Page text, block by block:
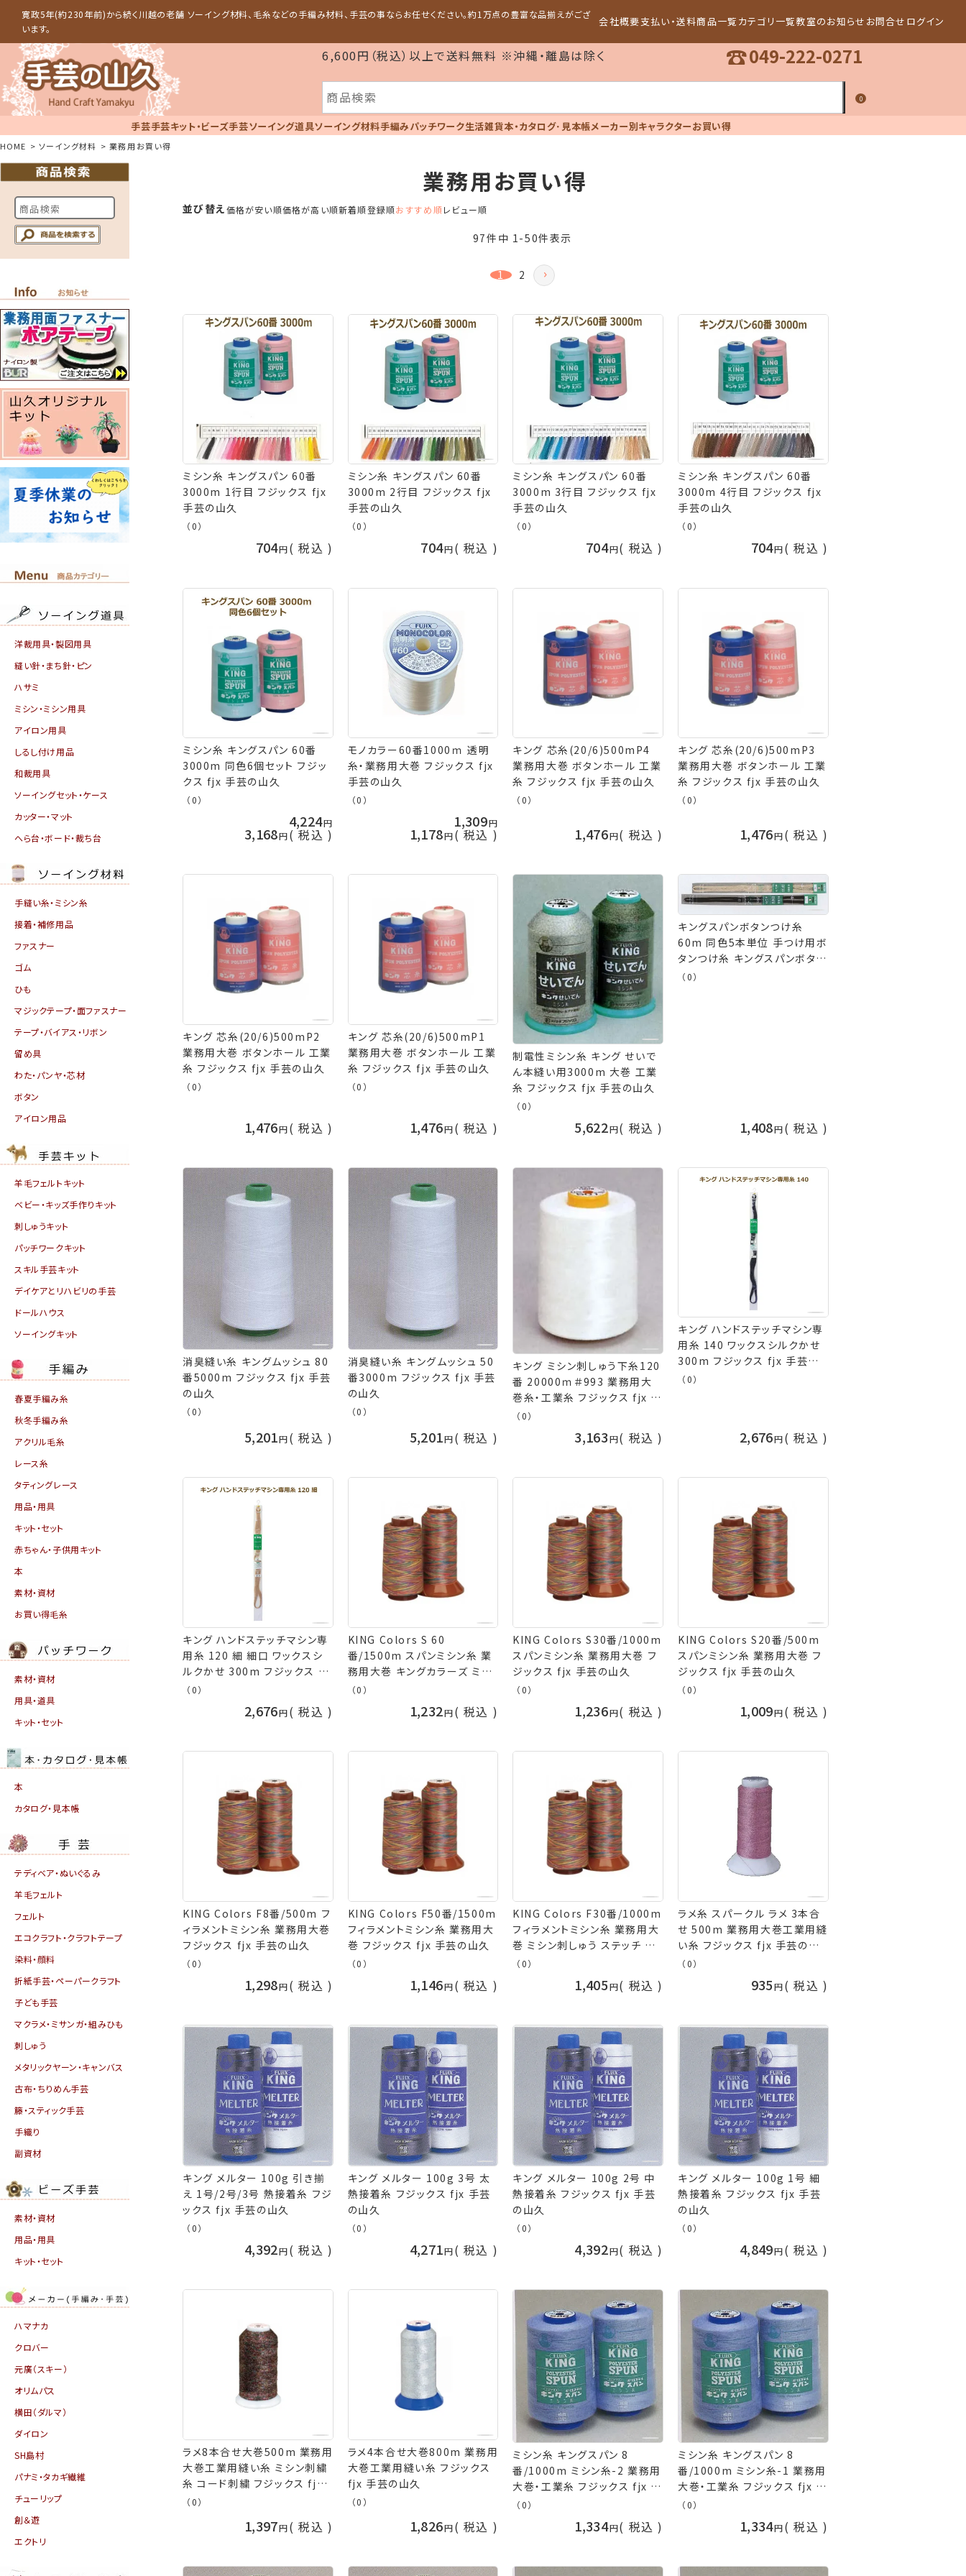
寛政5年(約230年前)から続く川越の老舗 ソーイング材料、毛糸などの手編み材料、手芸の事ならお任せください。約1万点の豊富な品揃えがござ
います。
会社概要支払い・送料商品一覧 カテゴリ一覧教室のお知らせ お問合せ ログイン
6,600円（税込）以上で送料無料 ※沖縄・離島は除く ☎049-222-0271
0
手芸手芸キット・ビーズ手芸ソーイング道具ソーイング材料手編みパッチワーク生活雑貨本・カタログ･見本帳メーカー別キャラクターお買い得
HOME ソーイング材料 業務用お買い得
洋裁用具・製図用具
縫い針・まち針・ピン
ハサミ
ミシン・ミシン用具
アイロン用具
しるし付け用品
和裁用具
ソーイングセット・ケース
カッター・マット
へら台・ボード・裁ち台
手縫い糸・ミシン糸
接着・補修用品
ファスナー
ゴム
ひも
マジックテープ・面ファスナー
テープ・バイアス・リボン
留め具
わた・パンヤ・芯材
ボタン
アイロン用品
羊毛フェルトキット
ベビー・キッズ手作りキット
刺しゅうキット
パッチワークキット
スキル手芸キット
デイケアとリハビリの手芸
ドールハウス
ソーイングキット
春夏手編み糸
秋冬手編み糸
アクリル毛糸
レース糸
タティングレース
用品・用具
キット・セット
赤ちゃん・子供用キット
本
素材・資材
お買い得毛糸
素材・資材
用具・道具
キット・セット
本
カタログ・見本帳
テディベア・ぬいぐるみ
羊毛フェルト
フェルト
エコクラフト・クラフトテープ
染料・顔料
折紙手芸・ペーパークラフト
子ども手芸
マクラメ・ミサンガ・組みひも
刺しゅう
メタリックヤーン・キャンバス
古布・ちりめん手芸
籐・スティック手芸
手織り
副資材
素材・資材
用品・用具
キット・セット
ハマナカ
クロバー
元廣（スキー）
オリムパス
横田（ダルマ）
ダイロン
SH島村
パナミ・タカギ繊維
チューリップ
創＆遊
エクトリ
業務用お買い得
並び替え価格が安い順価格が高い順新着順登録順おすすめ順レビュー順
97件中 1 -50件表示
1 2
ミシン糸 キングスパン 60番
3000m 1行目 フジックス fjx
手芸の山久
（0）
704 税込
ミシン糸 キングスパン 60番
3000m 2行目 フジックス fjx
手芸の山久
（0）
704 税込
ミシン糸 キングスパン 60番
3000m 3行目 フジックス fjx
手芸の山久
（0）
704 税込
ミシン糸 キングスパン 60番
3000m 4行目 フジックス fjx
手芸の山久
（0）
704 税込
ミシン糸 キングスパン 60番
3000m 同色6個セット フジッ
クス fjx 手芸の山久
（0）
4,224
3,168 税込
モノカラー60番1000ｍ 透明
糸・業務用大巻 フジックス fjx
手芸の山久
（0）
1,309
1,178 税込
キング 芯糸(20/6)500mP4
業務用大巻 ボタンホール 工業
糸 フジックス fjx 手芸の山久
（0）
1,476 税込
キング 芯糸(20/6)500mP3
業務用大巻 ボタンホール 工業
糸 フジックス fjx 手芸の山久
（0）
1,476 税込
キング 芯糸(20/6)500mP2
業務用大巻 ボタンホール 工業
糸 フジックス fjx 手芸の山久
（0）
1,476 税込
キング 芯糸(20/6)500mP1
業務用大巻 ボタンホール 工業
糸 フジックス fjx 手芸の山久
（0）
1,476 税込
制電性ミシン糸 キング せいで
ん本縫い用3000m 大巻 工業
糸 フジックス fjx 手芸の山久
（0）
5,622 税込
キングスパンボタンつけ糸
60m 同色5本単位 手つけ用ボ
タンつけ糸 キングスパンボタン
付糸 フジックス fjx 手芸の山
（0）
1,408 税込
消臭縫い糸 キングムッシュ 80
番5000m フジックス fjx 手芸
の山久
（0）
5,201 税込
消臭縫い糸 キングムッシュ 50
番3000m フジックス fjx 手芸
の山久
（0）
5,201 税込
キング ミシン刺しゅう下糸120
番 20000ｍ＃993 業務用大
巻糸・工業糸 フジックス fjx 手
芸の山久
（0）
3,163 税込
キング ハンドステッチマシン専
用糸 140 ワックスシルクかせ
300m フジックス fjx 手芸の
山久
（0）
2,676 税込
キング ハンドステッチマシン専
用糸 120 細 細口 ワックスシ
ルクかせ 300m フジックス fjx
手芸の山久
（0）
2,676 税込
KING Colors S 60
番/1500m スパンミシン糸 業
務用大巻 キングカラーズ ミシ
ン刺繍 刺しゅう フジックス fjx
（0）
1,232 税込
KING Colors S30番/1000m
スパンミシン糸 業務用大巻 フ
ジックス fjx 手芸の山久
（0）
1,236 税込
KING Colors S20番/500m
スパンミシン糸 業務用大巻 フ
ジックス fjx 手芸の山久
（0）
1,009 税込
KING Colors F8番/500m フ
ィラメントミシン糸 業務用大巻
フジックス fjx 手芸の山久
（0）
1,298 税込
KING Colors F50番/1500m
フィラメントミシン糸 業務用大
巻 フジックス fjx 手芸の山久
（0）
1,146 税込
KING Colors F30番/1000m
フィラメントミシン糸 業務用大
巻 ミシン刺しゅう ステッチ フ
ジックス fjx 手芸の山久
（0）
1,405 税込
ラメ糸 スパークル ラメ 3本合
せ 500m 業務用大巻工業用縫
い糸 フジックス fjx 手芸の山
久
（0）
935 税込
キング メルター 100g 引き揃
え 1号/2号/3号 熱接着糸 フジ
ックス fjx 手芸の山久
（0）
4,392 税込
キング メルター 100g 3号 太
熱接着糸 フジックス fjx 手芸
の山久
（0）
4,271 税込
キング メルター 100g 2号 中
熱接着糸 フジックス fjx 手芸
の山久
（0）
4,392 税込
キング メルター 100g 1号 細
熱接着糸 フジックス fjx 手芸
の山久
（0）
4,849 税込
ラメ8本合せ大巻500m 業務用
大巻工業用縫い糸 ミシン刺繍
糸 コード刺繍 フジックス fjx
手芸の山久
（0）
1,397 税込
ラメ4本合せ大巻800m 業務用
大巻工業用縫い糸 フジックス
fjx 手芸の山久
（0）
1,826 税込
ミシン糸 キングスパン 8
番/1000m ミシン糸-2 業務用
大巻・工業糸 フジックス fjx 手
芸の山久
（0）
1,334 税込
ミシン糸 キングスパン 8
番/1000m ミシン糸-1 業務用
大巻・工業糸 フジックス fjx 手
芸の山久
（0）
1,334 税込